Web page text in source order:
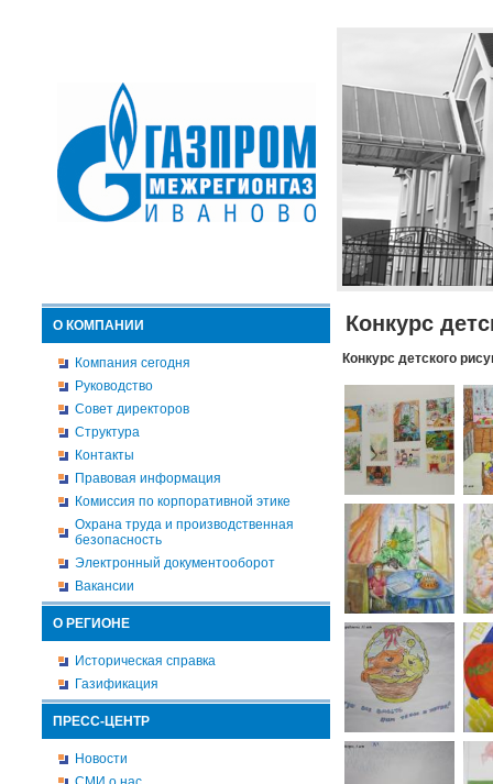
О КОМПАНИИ
Компания сегодня
Руководство
Совет директоров
Структура
Контакты
Правовая информация
Комиссия по корпоративной этике
Охрана труда и производственная
безопасность
Электронный документооборот
Вакансии
О РЕГИОНЕ
Историческая справка
Газификация
ПРЕСС-ЦЕНТР
Новости
Конкурс
Конкурс детского